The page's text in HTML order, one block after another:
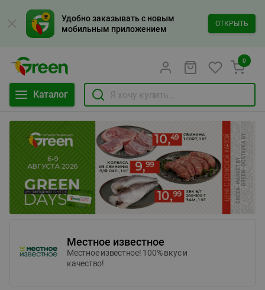
Удобно заказывать с новым
мобильным приложением
ОТКРЫТЬ
Каталог
0
Местное известное
Местное известное! 100% вкус и
качество!